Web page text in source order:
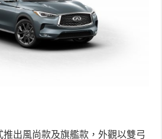
推出風尚款及旗艦款，外觀以雙弓